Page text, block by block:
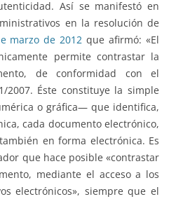
Así se manifestó en
en la resolución de
marzo de 2012 que afirmó: «El
permite contrastar la
de conformidad con el
Éste constituye la simple
o gráfica— que identifica,
cada documento electrónico,
en forma electrónica. Es
que hace posible «contrastar
mediante el acceso a los
electrónicos», siempre que el